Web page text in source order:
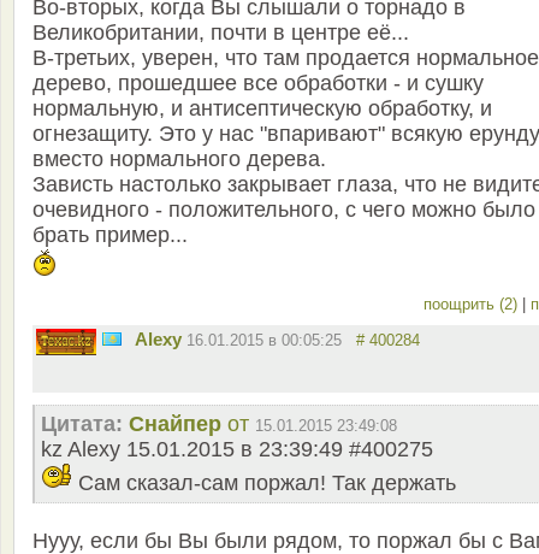
Во-вторых, когда Вы слышали о торнадо в
Великобритании, почти в центре её...
В-третьих, уверен, что там продается нормальное
дерево, прошедшее все обработки - и сушку
нормальную, и антисептическую обработку, и
огнезащиту. Это у нас "впаривают" всякую
вместо нормального дерева.
Зависть настолько закрывает глаза, что не
очевидного - положительного, с чего можно
брать пример...
поощрить (2) |
Alexy 16.01.2015 в 00:05:25 # 400284
Цитата: Снайпер от 15.01.2015 23:49:08
kz Alexy 15.01.2015 в 23:39:49 #400275
Сам сказал-сам поржал! Так держать
Нууу, если бы Вы были рядом, то поржал бы с